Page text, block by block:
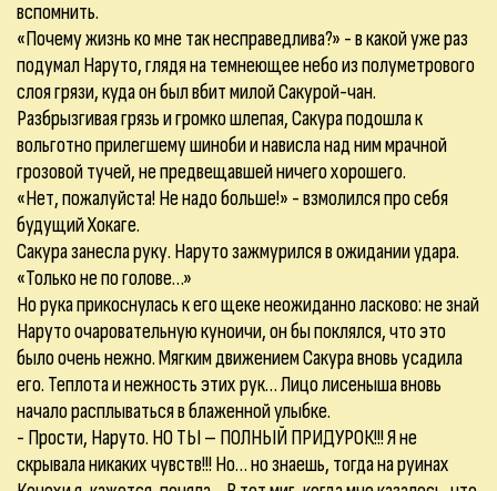
вспомнить.
«Почему жизнь ко мне так несправедлива?» - в какой уже раз
подумал Наруто, глядя на темнеющее небо из полуметрового
слоя грязи, куда он был вбит милой Сакурой-чан.
Разбрызгивая грязь и громко шлепая, Сакура подошла к
вольготно прилегшему шиноби и нависла над ним мрачной
грозовой тучей, не предвещавшей ничего хорошего.
«Нет, пожалуйста! Не надо больше!» - взмолился про себя
будущий Хокаге.
Сакура занесла руку. Наруто зажмурился в ожидании удара.
«Только не по голове…»
Но рука прикоснулась к его щеке неожиданно ласково: не знай
Наруто очаровательную куноичи, он бы поклялся, что это
было очень нежно. Мягким движением Сакура вновь усадила
его. Теплота и нежность этих рук… Лицо лисеныша вновь
начало расплываться в блаженной улыбке.
- Прости, Наруто. НО ТЫ – ПОЛНЫЙ ПРИДУРОК!!! Я не
скрывала никаких чувств!!! Но… но знаешь, тогда на руинах